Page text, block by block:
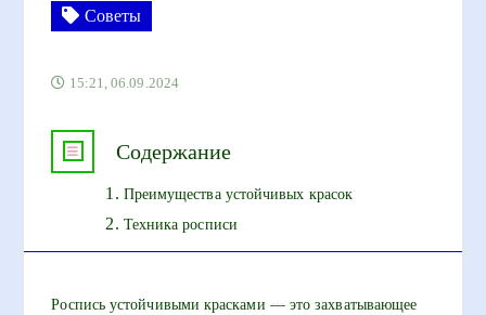
Советы
15:21, 06.09.2024
Содержание
Преимущества устойчивых красок
Техника росписи
Роспись устойчивыми красками — это захватывающее